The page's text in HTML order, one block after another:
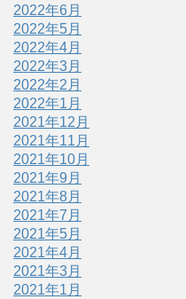
2022年6月
2022年5月
2022年4月
2022年3月
2022年2月
2022年1月
2021年12月
2021年11月
2021年10月
2021年9月
2021年8月
2021年7月
2021年5月
2021年4月
2021年3月
2021年1月